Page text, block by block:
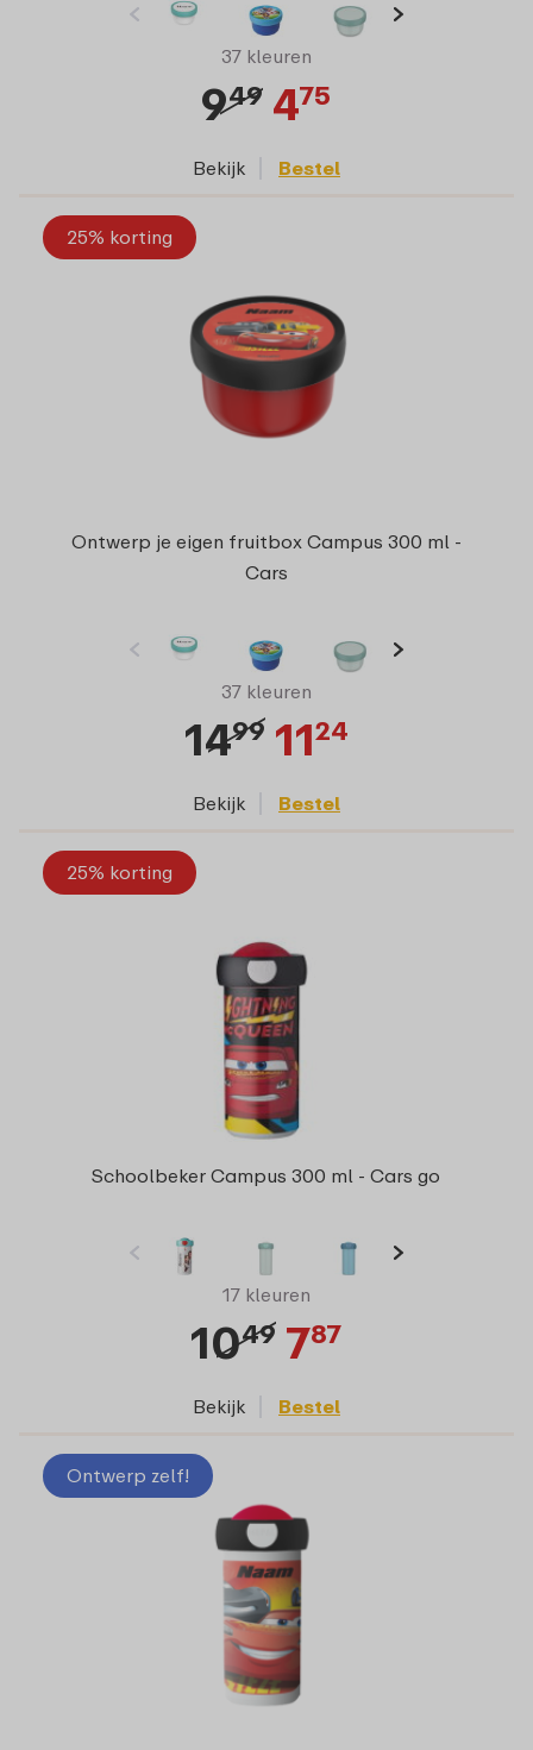
37 kleuren
949 475
Bekijk Bestel
25% korting
Ontwerp je eigen fruitbox Campus 300 ml -
Cars
37 kleuren
1499 1124
Bekijk Bestel
25% korting
Schoolbeker Campus 300 ml - Cars go
17 kleuren
1049 787
Bekijk Bestel
Ontwerp zelf!